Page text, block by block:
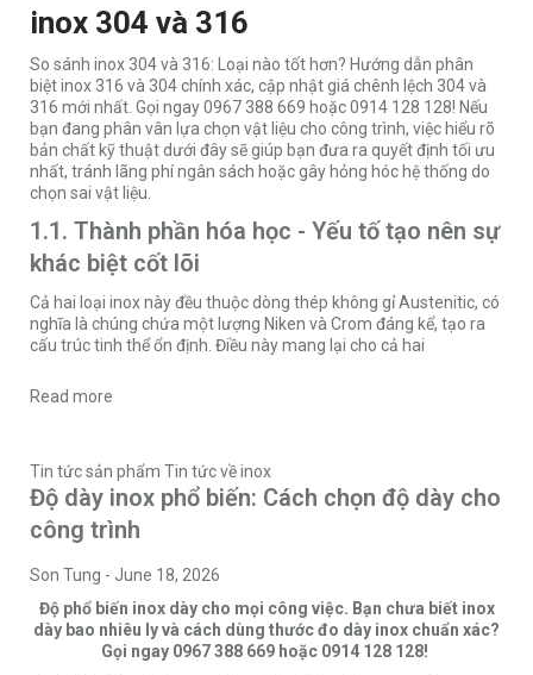
inox 304 và 316
So sánh inox 304 và 316: Loại nào tốt hơn? Hướng dẫn phân
biệt inox 316 và 304 chính xác, cập nhật giá chênh lệch 304 và
316 mới nhất. Gọi ngay 0967 388 669 hoặc 0914 128 128! Nếu
bạn đang phân vân lựa chọn vật liệu cho công trình, việc hiểu rõ
bản chất kỹ thuật dưới đây sẽ giúp bạn đưa ra quyết định tối ưu
nhất, tránh lãng phí ngân sách hoặc gây hỏng hóc hệ thống do
chọn sai vật liệu.
1.1. Thành phần hóa học - Yếu tố tạo nên sự
khác biệt cốt lõi
Cả hai loại inox này đều thuộc dòng thép không gỉ Austenitic, có
nghĩa là chúng chứa một lượng Niken và Crom đáng kể, tạo ra
cấu trúc tinh thể ổn định. Điều này mang lại cho cả hai
Read more
Tin tức sản phẩm Tin tức về inox
Độ dày inox phổ biến: Cách chọn độ dày cho
công trình
Son Tung - June 18, 2026
Độ phổ biến inox dày cho mọi công việc. Bạn chưa biết inox
dày bao nhiêu ly và cách dùng thước đo dày inox chuẩn xác?
Gọi ngay 0967 388 669 hoặc 0914 128 128!